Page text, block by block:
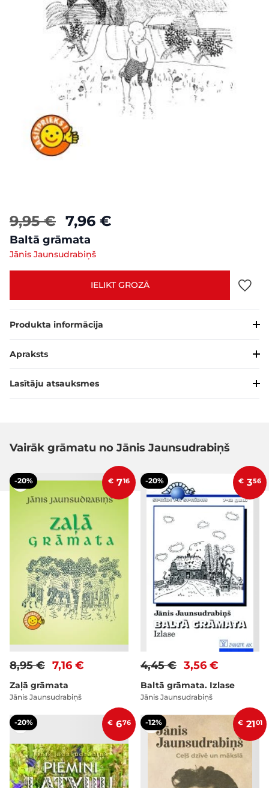
9,95 € 7,96 €
Baltā grāmata
Jānis Jaunsudrabiņš
IELIKT GROZĀ
Produkta informācija
Apraksts
Lasītāju atsauksmes
Vairāk grāmatu no Jānis Jaunsudrabiņš
-20% € 716
7,16 €
8,95 €
Zaļā grāmata
Jānis Jaunsudrabiņš
-20% € 356
3,56 €
4,45 €
Baltā grāmata. Izlase
Jānis Jaunsudrabiņš
-20% € 676 -12% € 2101